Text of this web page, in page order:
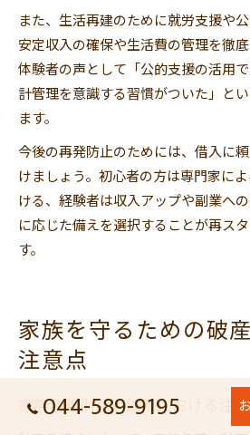
また、生活再建のために就労支援や
安定収入の確保や生活費の管理を徹底
体験者の声として「公的支援の活用
計管理を意識する習慣がついた」と
ます。
今後の再発防止のためには、借入に
けましょう。初心者の方は専門家に
ける、経験者は収入アップや副業へ
に応じた備えを選択することが再ス
す。
家族を守るための破
注意点
家族名義財産と破産における注
044-589-9195